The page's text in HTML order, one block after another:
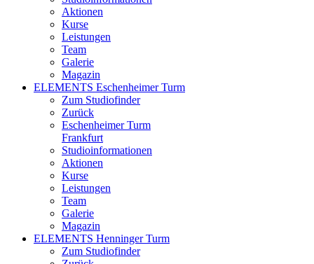
Aktionen
Kurse
Leistungen
Team
Galerie
Magazin
ELEMENTS Eschenheimer Turm
Zum Studiofinder
Zurück
Eschen­heimer Turm
Frankfurt
Studioinformationen
Aktionen
Kurse
Leistungen
Team
Galerie
Magazin
ELEMENTS Henninger Turm
Zum Studiofinder